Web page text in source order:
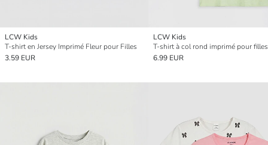
LCW Kids
T-shirt en Jersey Imprimé Fleur pour Filles
3.59 EUR
LCW Kids
6.99 EUR